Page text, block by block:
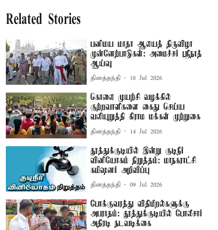
Related Stories
பனிமய மாதா ஆலயத் திருவிழா
முன்னேற்பாடுகள்: அமைச்சர் ஸ்ரீநாத்
ஆய்வு
தினத்தந்தி 18 Jul 2026
கொலை முயற்சி வழக்கில்
குற்றவாளிகளை கைது செய்ய
வலியுறுத்தி கிராம மக்கள் முற்றுகை
தினத்தந்தி 14 Jul 2026
தூத்துக்குடியில் இன்று குடிநீர்
வினியோகம் நிறுத்தம்: மாநகராட்சி
கமிஷனர் அறிவிப்பு
தினத்தந்தி 09 Jul 2026
போக்குவரத்து விதிமீறல்களுக்கு
அபராதம்: தூத்துக்குடியில் போலீசார்
அதிரடி நடவடிக்கை